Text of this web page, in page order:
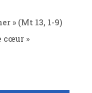
» (Mt 13, 1-9)
cœur »